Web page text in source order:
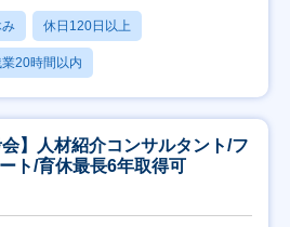
休日120日以上
業20時間以内
】人材紹介コンサルタント/フ
ト/育休最長6年取得可